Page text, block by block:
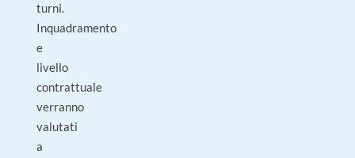
turni.
Inquadramento
e
livello
contrattuale
verranno
valutati
a